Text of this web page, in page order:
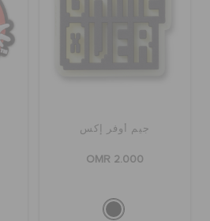
جيم أوفر إكس
OMR 2.000